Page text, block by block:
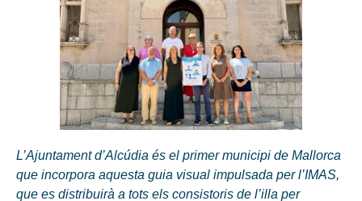
L’Ajuntament d’Alcúdia és el primer municipi de Mallorca
que incorpora aquesta guia visual impulsada per l’IMAS,
que es distribuirà a tots els consistoris de l’illa per